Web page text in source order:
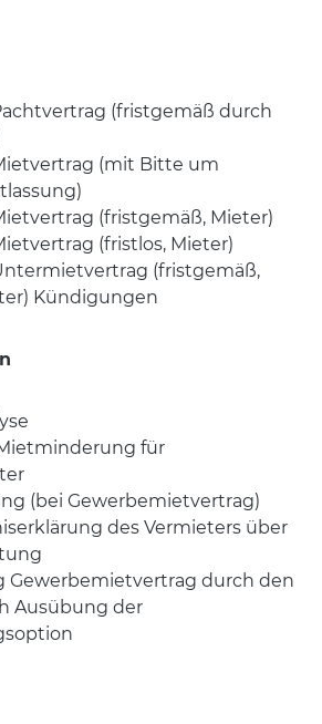
(fristgemäß durch
(mit Bitte um
(fristgemäß, Mieter)
(fristlos, Mieter)
(fristgemäß,
Kündigungen
für
(bei Gewerbemietvertrag)
des Vermieters über
Gewerbemietvertrag durch den
Ausübung der